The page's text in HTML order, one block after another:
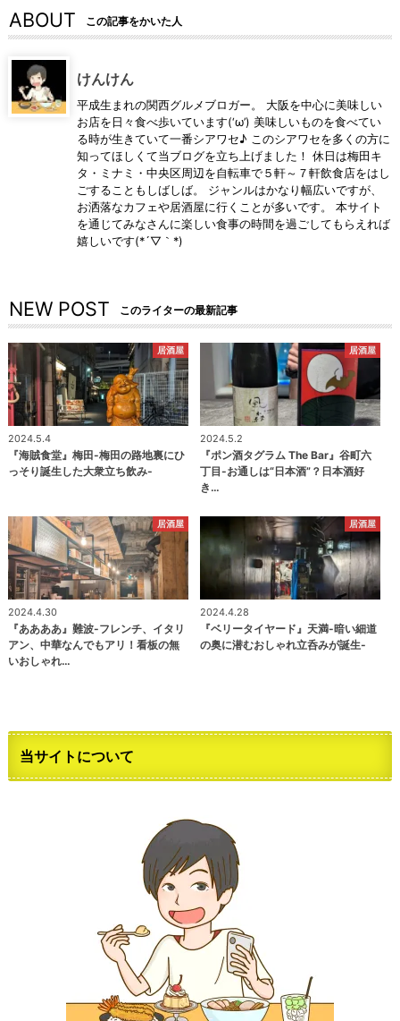
ABOUT この記事をかいた人
けんけん
平成生まれの関西グルメブロガー。 大阪を中心に美味しい
お店を日々食べ歩いています(‘ω’) 美味しいものを食べてい
る時が生きていて一番シアワセ♪ このシアワセを多くの方に
知ってほしくて当ブログを立ち上げました！ 休日は梅田キ
タ・ミナミ・中央区周辺を自転車で５軒～７軒飲食店をはし
ごすることもしばしば。 ジャンルはかなり幅広いですが、
お洒落なカフェや居酒屋に行くことが多いです。 本サイト
を通じてみなさんに楽しい食事の時間を過ごしてもらえれば
嬉しいです(*´▽｀*)
NEW POST このライターの最新記事
居酒屋
2024.5.4
『海賊食堂』梅田-梅田の路地裏にひ
っそり誕生した大衆立ち飲み-
居酒屋
2024.5.2
『ポン酒タグラム The Bar』谷町六
丁目-お通しは“日本酒”？日本酒好
き…
居酒屋
2024.4.30
『ああああ』難波-フレンチ、イタリ
アン、中華なんでもアリ！看板の無
いおしゃれ…
居酒屋
2024.4.28
『ベリータイヤード』天満-暗い細道
の奥に潜むおしゃれ立呑みが誕生-
当サイトについて